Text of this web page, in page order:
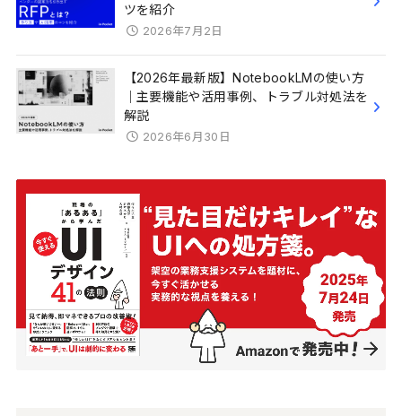
ツを紹介
2026年7月2日
【2026年最新版】NotebookLMの使い方
｜主要機能や活用事例、トラブル対処法を
解説
2026年6月30日